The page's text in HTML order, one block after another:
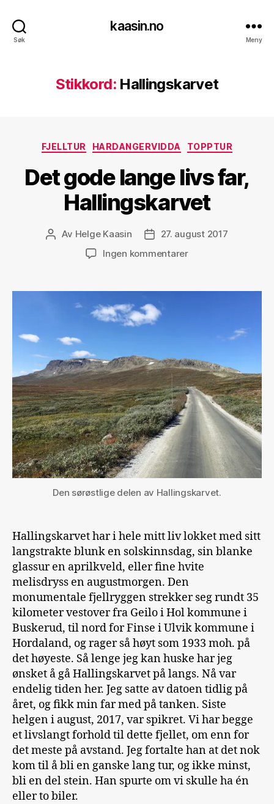
Søk
kaasin.no
Meny
Stikkord: Hallingskarvet
Kategorier
FJELLTUR HARDANGERVIDDA TOPPTUR
Det gode lange livs far,
Hallingskarvet
Innleggsforfatter
Av Helge Kaasin Publiseringsdato
27. august 2017
Ingen kommentarertil
lange
Hallingskarvet
Den sørøstlige delen av Hallingskarvet.
Hallingskarvet har i hele mitt liv lokket med sitt
langstrakte blunk en solskinnsdag, sin blanke
glassur en aprilkveld, eller fine hvite
melisdryss en augustmorgen. Den
monumentale fjellryggen strekker seg rundt 35
kilometer vestover fra Geilo i Hol kommune i
Buskerud, til nord for Finse i Ulvik kommune i
Hordaland, og rager så høyt som 1933 moh. på
det høyeste. Så lenge jeg kan huske har jeg
ønsket å gå Hallingskarvet på langs. Nå var
endelig tiden her. Jeg satte av datoen tidlig på
året, og fikk min far med på tanken. Siste
helgen i august, 2017, var spikret. Vi har begge
et livslangt forhold til dette fjellet, om enn for
det meste på avstand. Jeg fortalte han at det nok
kom til å bli en ganske lang tur, og ikke minst,
bli en del stein. Han spurte om vi skulle ha én
eller to biler.